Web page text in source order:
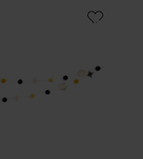
Girlande gold-